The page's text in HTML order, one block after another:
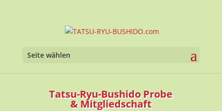
Seite wählen
Tatsu-Ryu-Bushido Probe
& Mitgliedschaft